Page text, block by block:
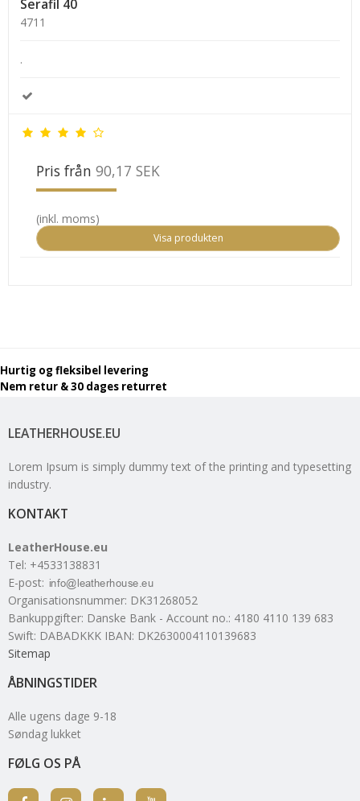
Serafil 40
4711
.
Pris från 90,17 SEK
(inkl. moms)
Visa produkten
LEATHERHOUSE.EU
Lorem Ipsum is simply dummy text of the printing and typesetting
industry.
KONTAKT
LeatherHouse.eu
Tel: +4533138831
E-post:
Organisationsnummer: DK31268052
Bankuppgifter: Danske Bank - Account no.: 4180 4110 139 683
Swift: DABADKKK IBAN: DK2630004110139683
Sitemap
ÅBNINGSTIDER
Alle ugens dage 9-18
Søndag lukket
FØLG OS PÅ
Hurtig og fleksibel levering
Nem retur & 30 dages returret